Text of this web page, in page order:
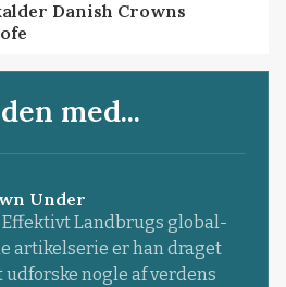
Danish Crowns
med...
Under
Effektivt Landbrugs global-
artikelserie er han draget
nogle af verdens